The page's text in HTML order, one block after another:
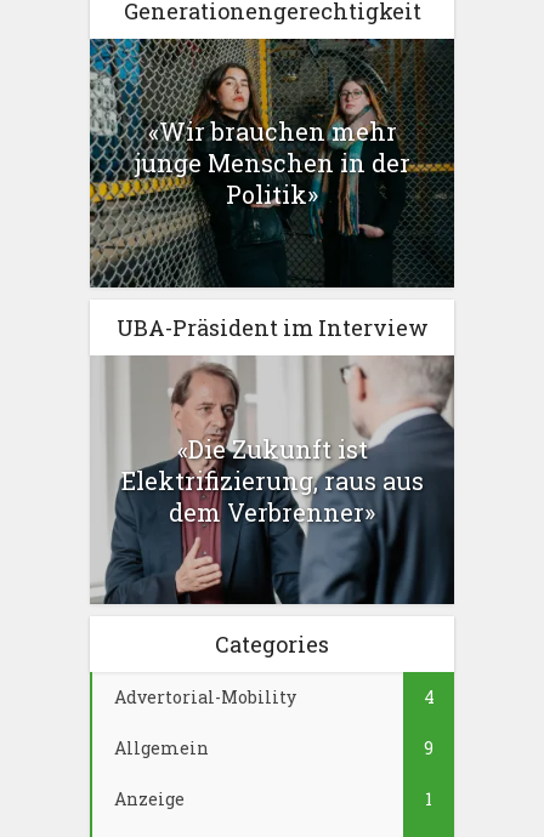
Generationengerechtigkeit
«Wir brauchen mehr
junge Menschen in der
Politik»
UBA-Präsident im Interview
«Die Zukunft ist
Elektrifizierung, raus aus
dem Verbrenner»
Categories
Advertorial-Mobility 4
Allgemein 9
Anzeige 1